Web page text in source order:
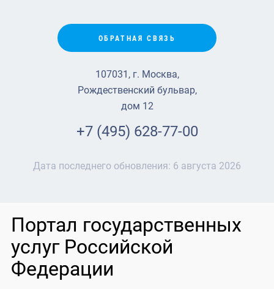
ОБРАТНАЯ СВЯЗЬ
107031, г. Москва,
Рождественский бульвар,
дом 12
+7 (495) 628-77-00
Дата последнего обновления: 6 августа 2026
Портал государственных
услуг Российской
Федерации